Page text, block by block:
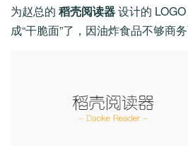
为赵总的 稻壳阅读器设计的
成“干脆面”了，因油炸食品不够商务